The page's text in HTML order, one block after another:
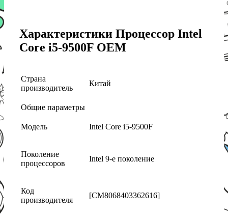
Характеристики Процессор Intel
Core i5-9500F OEM
Страна
производитель
Китай
Общие параметры
Модель Intel Core i5-9500F
Поколение
процессоров
Intel 9-е поколение
Код
производителя
[CM8068403362616]